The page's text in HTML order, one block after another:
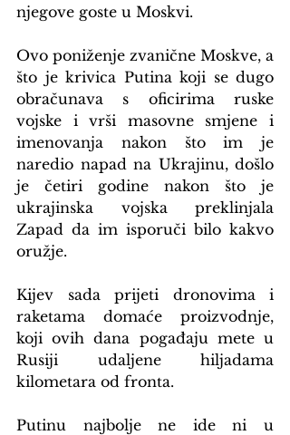
njegove goste u Moskvi.
Ovo poniženje zvanične Moskve, a
što je krivica Putina koji se dugo
obračunava s oficirima ruske
vojske i vrši masovne smjene i
imenovanja nakon što im je
naredio napad na Ukrajinu, došlo
je četiri godine nakon što je
ukrajinska vojska preklinjala
Zapad da im isporuči bilo kakvo
oružje.
Kijev sada prijeti dronovima i
raketama domaće proizvodnje,
koji ovih dana pogađaju mete u
Rusiji udaljene hiljadama
kilometara od fronta.
Putinu najbolje ne ide ni u